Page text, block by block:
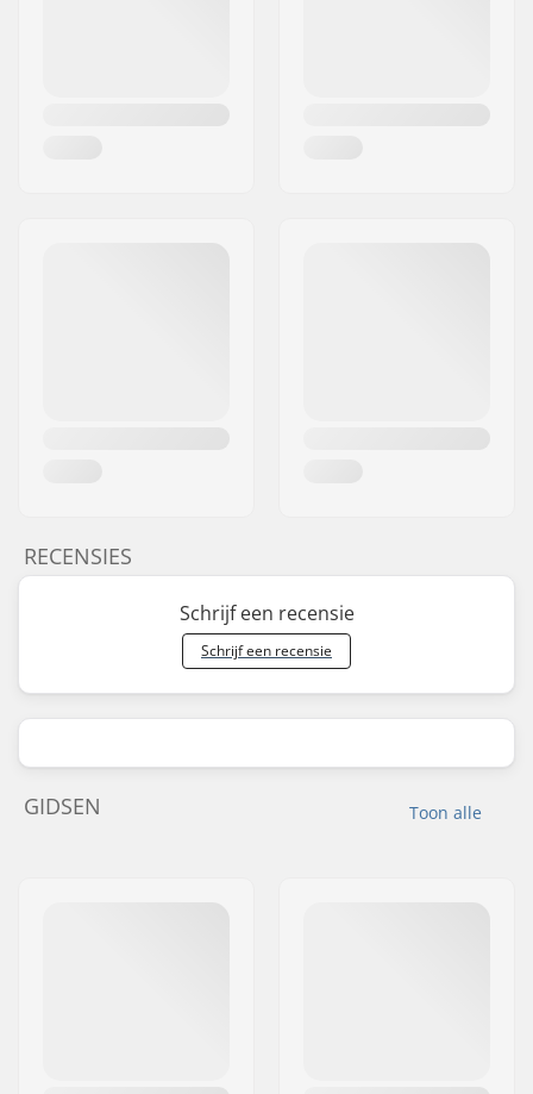
RECENSIES
Schrijf een recensie
Schrijf een recensie
Toon alle
GIDSEN